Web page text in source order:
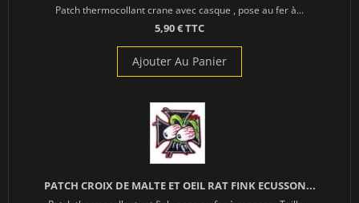
Patch thermocollant crane avec casque , pose au fer à...
5,90 € TTC
Ajouter Au Panier
PATCH CROIX DE MALTE ET OEIL RAT FINK ECUSSON...